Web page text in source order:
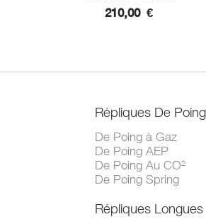
210,00 €
Répliques De Poing
De Poing à Gaz
De Poing AEP
De Poing Au CO²
De Poing Spring
Répliques Longues